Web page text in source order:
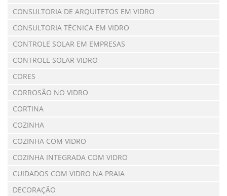
CONSULTORIA DE ARQUITETOS EM VIDRO
CONSULTORIA TÉCNICA EM VIDRO
CONTROLE SOLAR EM EMPRESAS
CONTROLE SOLAR VIDRO
CORES
CORROSÃO NO VIDRO
CORTINA
COZINHA
COZINHA COM VIDRO
COZINHA INTEGRADA COM VIDRO
CUIDADOS COM VIDRO NA PRAIA
DECORAÇÃO